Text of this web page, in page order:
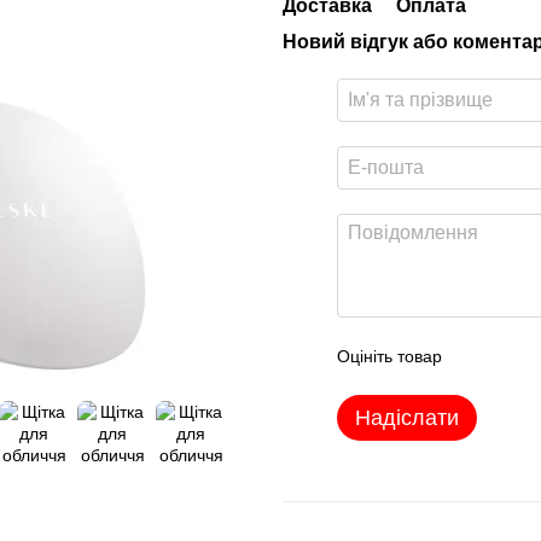
Доставка
Оплата
Новий відгук або
Оцініть товар
Надіслати